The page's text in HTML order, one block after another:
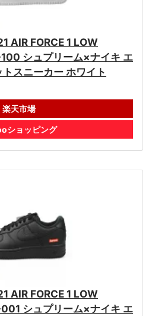
AIR FORCE 1 LOW
シュプリーム×ナイキ エ
スニーカー ホワイト
楽天市場
ショッピング
AIR FORCE 1 LOW
シュプリーム×ナイキ エ